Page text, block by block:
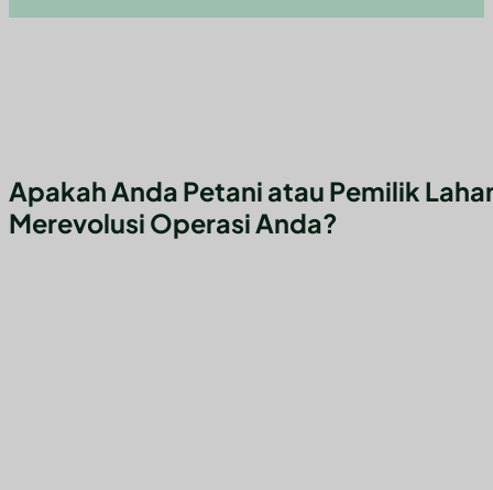
Apakah Anda Petani atau Pemilik
Merevolusi Operasi Anda?